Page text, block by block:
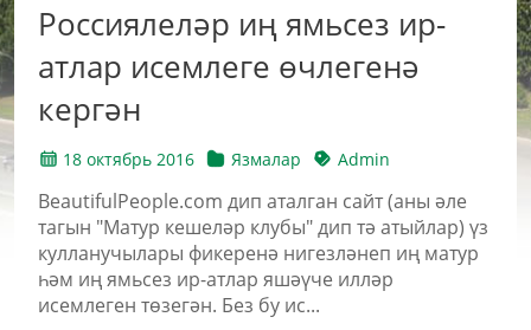
Россиялеләр иң ямьсез ир-
атлар исемлеге өчлегенә
кергән
18 октябрь 2016 Язмалар Admin
BeautifulPeople.com дип аталган сайт (аны әле
тагын "Матур кешеләр клубы" дип тә атыйлар) үз
кулланучылары фикеренә нигезләнеп иң матур
һәм иң ямьсез ир-атлар яшәүче илләр
исемлеген төзегән. Без бу ис...